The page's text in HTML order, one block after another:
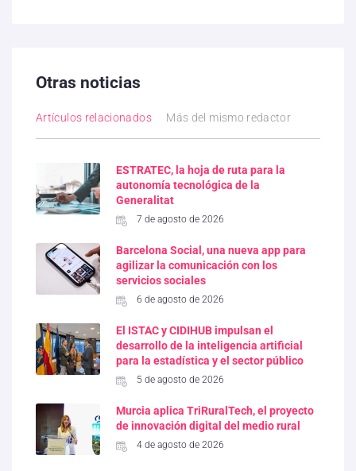
Otras noticias
Artículos relacionados Más del mismo redactor
ESTRATEC, la hoja de ruta para la
autonomía tecnológica de la
Generalitat
7 de agosto de 2026
Barcelona Social, una nueva app para
agilizar la comunicación con los
servicios sociales
6 de agosto de 2026
El ISTAC y CIDIHUB impulsan el
desarrollo de la inteligencia artificial
para la estadística y el sector público
5 de agosto de 2026
Murcia aplica TriRuralTech, el proyecto
de innovación digital del medio rural
4 de agosto de 2026